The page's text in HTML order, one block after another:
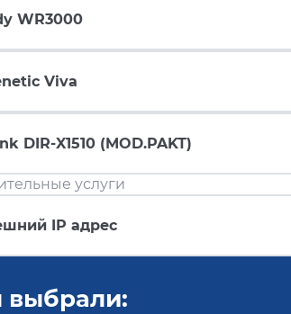
WR3000
Viva
DIR-X1510 (MOD.PAKT)
услуги
IP адрес
выбрали: